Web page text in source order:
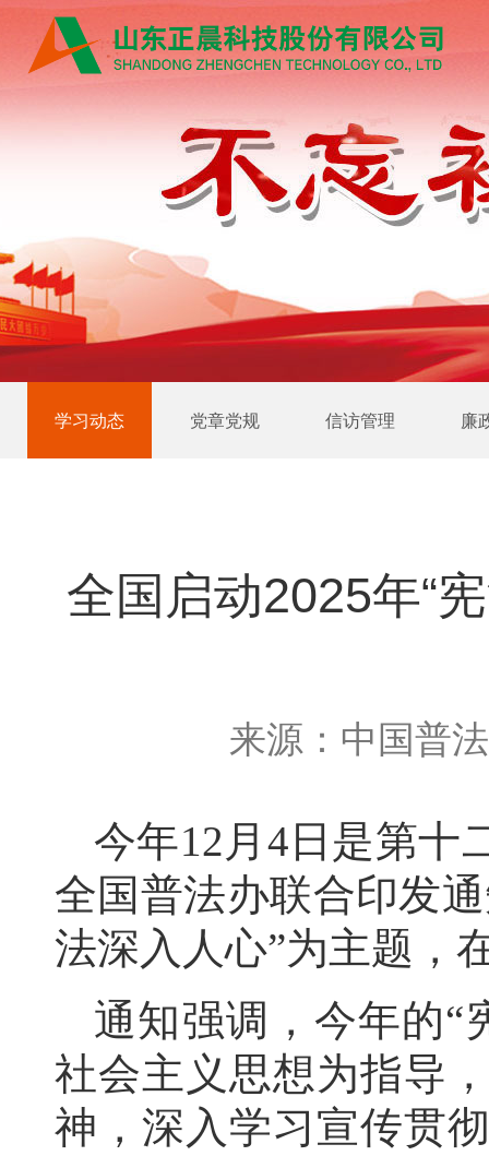
学习动态 党章党规 信访管理 廉
全国启动2025年“
来源：中国普
今年12月4日是第十
全国普法办联合印发
法深入人心”为主题，
通知强调，今年的“
社会主义思想为指导
神，深入学习宣传贯